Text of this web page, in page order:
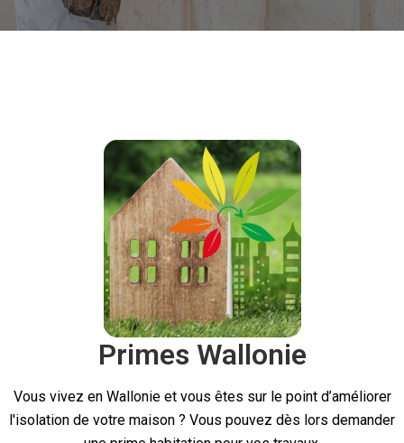
Primes Wallonie
Vous vivez en Wallonie et vous êtes sur le point d’améliorer
l'isolation de votre maison ? Vous pouvez dès lors demander